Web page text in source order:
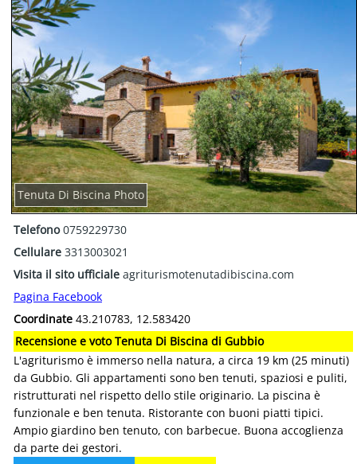
Tenuta Di Biscina Photo
Telefono0759229730
Cellulare 3313003021
Visita il sito ufficiale agriturismotenutadibiscina.com
Pagina Facebook
Coordinate 43.210783, 12.583420
Recensione e voto Tenuta Di Biscina di Gubbio
L'agriturismo è immerso nella natura, a circa 19 km (25 minuti)
da Gubbio. Gli appartamenti sono ben tenuti, spaziosi e puliti,
ristrutturati nel rispetto dello stile originario. La piscina è
funzionale e ben tenuta. Ristorante con buoni piatti tipici.
Ampio giardino ben tenuto, con barbecue. Buona accoglienza
da parte dei gestori.